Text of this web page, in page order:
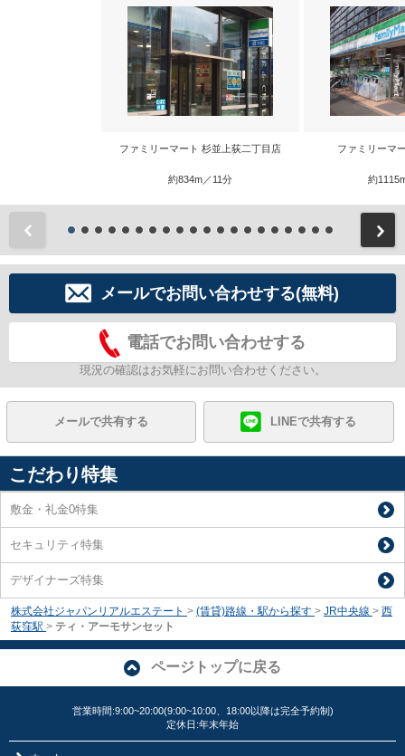
ファミリーマート 杉並上荻二丁目店
約834m／11分
ファミリーマ
約
メールでお問い合わせする(無料)
電話でお問い合わせする
現況の確認はお気軽にお問い合わせください。
メールで共有する LINEで共有する
こだわり特集
敷金・礼金0特集
セキュリティ特集
デザイナーズ特集
株式会社ジャパンリアルエステート > (賃貸)路線・駅から探す > JR中央線 > 西
荻窪駅 > ティ・アーモサンセット
ページトップに戻る
営業時間:9:00~20:00(9:00~10:00、18:00以降は完全予約制)
定休日:年末年始